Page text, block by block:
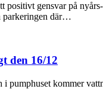
positivt gensvar på
parkeringen där…
den 16/12
i pumphuset kommer